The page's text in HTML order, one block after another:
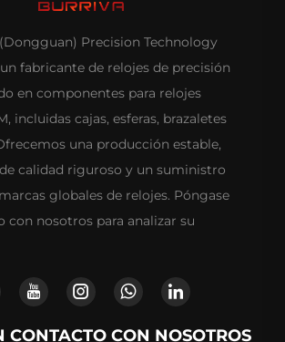
Precision Technology
un fabricante de relojes de precisión
en componentes para relojes
incluidas cajas, esferas, brazaletes
una producción estable,
calidad riguroso y un suministro
globales de relojes. Póngase
con nosotros para analizar su
CONTACTO CON NOSOTROS